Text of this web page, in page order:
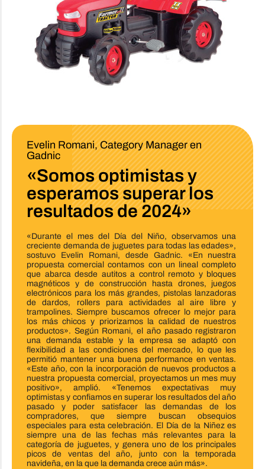
Evelin Romani, Category Manager en
Gadnic
«Somos optimistas y
esperamos superar los
resultados de 2024»
«Durante el mes del Día del Niño, observamos una
creciente demanda de juguetes para todas las edades»,
sostuvo Evelin Romani, desde Gadnic. «En nuestra
propuesta comercial contamos con un lineal completo
que abarca desde autitos a control remoto y bloques
magnéticos y de construcción hasta drones, juegos
electrónicos para los más grandes, pistolas lanzadoras
de dardos, rollers para actividades al aire libre y
trampolines. Siempre buscamos ofrecer lo mejor para
los más chicos y priorizamos la calidad de nuestros
productos». Según Romani, el año pasado registraron
una demanda estable y la empresa se adaptó con
flexibilidad a las condiciones del mercado, lo que les
permitió mantener una buena performance en ventas.
«Este año, con la incorporación de nuevos productos a
nuestra propuesta comercial, proyectamos un mes muy
positivo», amplió. «Tenemos expectativas muy
optimistas y confiamos en superar los resultados del año
pasado y poder satisfacer las demandas de los
compradores, que siempre buscan obsequios
especiales para esta celebración. El Día de la Niñez es
siempre una de las fechas más relevantes para la
categoría de juguetes, y genera uno de los principales
picos de ventas del año, junto con la temporada
navideña, en la que la demanda crece aún más».